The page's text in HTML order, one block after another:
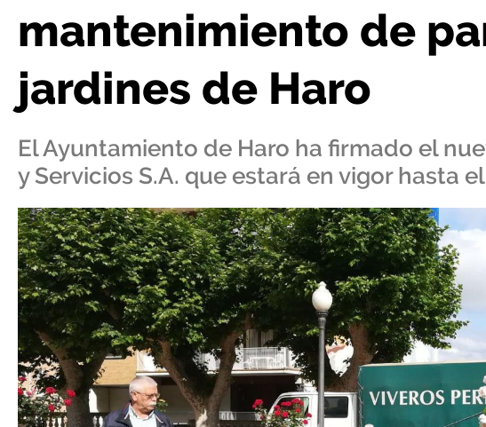
mantenimiento de
jardines de Haro
El Ayuntamiento de Haro ha firmado el
y Servicios S.A. que estará en vigor hasta